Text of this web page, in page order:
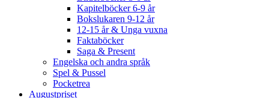
Kapitelböcker 6-9 år
Bokslukaren 9-12 år
12-15 år & Unga vuxna
Faktaböcker
Saga & Present
Engelska och andra språk
Spel & Pussel
Pocketrea
Augustpriset